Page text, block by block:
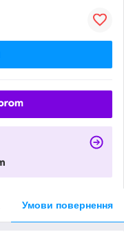
Умови повернення